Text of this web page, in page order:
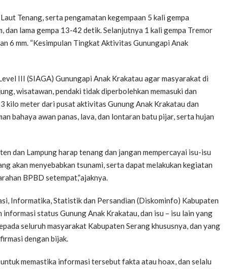
Tenang, serta pengamatan kegempaan 5 kali gempa
lama gempa 13-42 detik. Selanjutnya 1 kali gempa Tremor
6 mm. “Kesimpulan Tingkat Aktivitas Gunungapi Anak
III (SIAGA) Gunungapi Anak Krakatau agar masyarakat di
wisatawan, pendaki tidak diperbolehkan memasuki dan
kilo meter dari pusat aktivitas Gunung Anak Krakatau dan
bahaya awan panas, lava, dan lontaran batu pijar, serta hujan
dan Lampung harap tenang dan jangan mempercayai isu-isu
akan menyebabkan tsunami, serta dapat melakukan kegiatan
BPBD setempat,”ajaknya.
Informatika, Statistik dan Persandian (Diskominfo) Kabupaten
informasi status Gunung Anak Krakatau, dan isu – isu lain yang
seluruh masyarakat Kabupaten Serang khususnya, dan yang
dengan bijak.
memastika informasi tersebut fakta atau hoax, dan selalu